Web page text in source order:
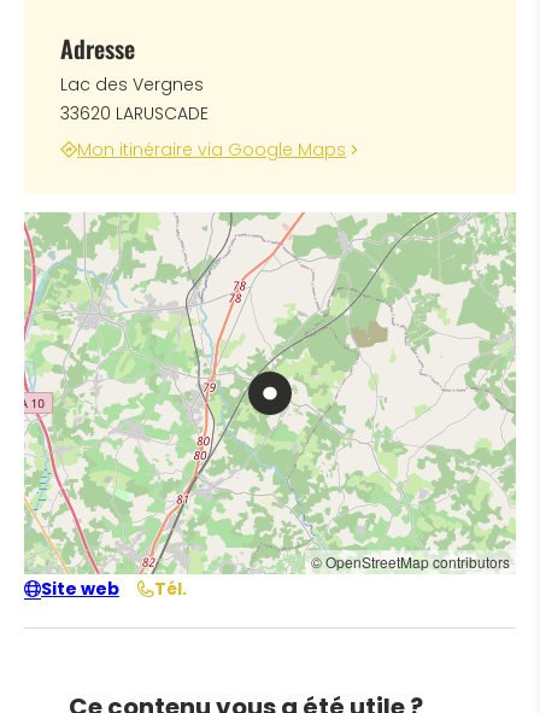
Adresse
Lac des Vergnes
33620 LARUSCADE
Mon itinéraire via Google Maps
© OpenStreetMap contributors
Site web Tél.